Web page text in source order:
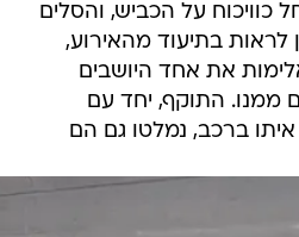
את אחד היושבים
ממנו. התוקף, יחד עם
ברכב, נמלטו גם הם